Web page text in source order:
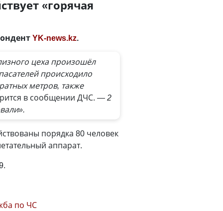
«горячая
YK-news.kz.
цеха произошёл
происходило
метров, также
в сообщении ДЧС. — 2
порядка 80 человек
аппарат.
по ЧС